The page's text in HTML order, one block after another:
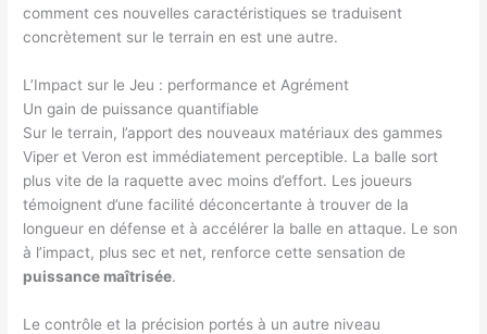
comment ces nouvelles caractéristiques se traduisent
concrètement sur le terrain en est une autre.
L’Impact sur le Jeu : performance et Agrément
Un gain de puissance quantifiable
Sur le terrain, l’apport des nouveaux matériaux des gammes
Viper et Veron est immédiatement perceptible. La balle sort
plus vite de la raquette avec moins d’effort. Les joueurs
témoignent d’une facilité déconcertante à trouver de la
longueur en défense et à accélérer la balle en attaque. Le son
à l’impact, plus sec et net, renforce cette sensation de
puissance maîtrisée.
Le contrôle et la précision portés à un autre niveau